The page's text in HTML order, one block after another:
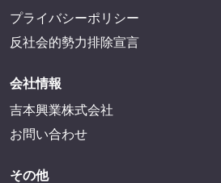
プライバシーポリシー
反社会的勢力排除宣言
会社情報
吉本興業株式会社
お問い合わせ
その他